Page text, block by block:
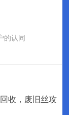
的认同
收，废旧丝攻